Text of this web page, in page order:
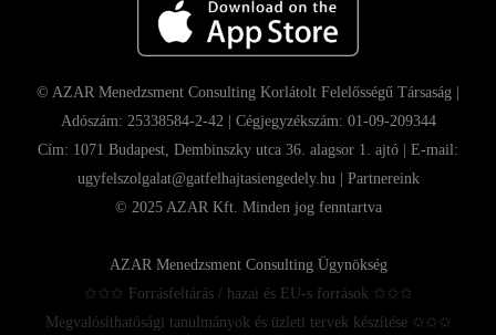
© AZAR Menedzsment Consulting Korlátolt Felelősségű Társaság |
Adószám: 25338584-2-42 | Cégjegyzékszám: 01-09-209344
Cím: 1071 Budapest, Dembinszky utca 36. alagsor 1. ajtó | E-mail:
ugyfelszolgalat@gatfelhajtasiengedely.hu | Partnereink
© 2025 AZAR Kft. Minden jog fenntartva
AZAR Menedzsment Consulting Ügynökség
✩✩✩ Forrásfeltárás / hazai és EU-s források ✩✩✩
Megvalósíthatósági tanulmányok és üzleti tervek készítése ✩✩✩